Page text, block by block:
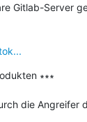
Gitlab-Server
∗∗∗
die Angreifer